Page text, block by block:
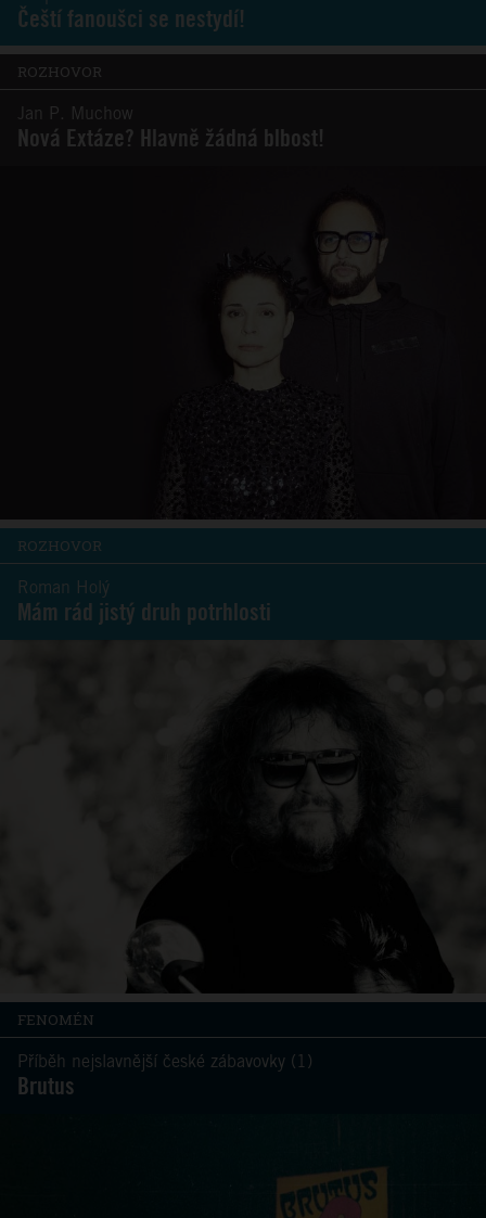
Čeští fanoušci se nestydí!
ROZHOVOR
Jan P. Muchow
Nová Extáze? Hlavně žádná blbost!
ROZHOVOR
Roman Holý
Mám rád jistý druh potrhlosti
FENOMÉN
Příběh nejslavnější české zábavovky (1)
Brutus